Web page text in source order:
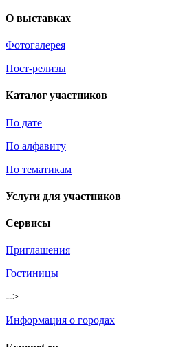
О выставках
Фотогалерея
Пост-релизы
Каталог участников
По дате
По алфавиту
По тематикам
Услуги для участников
Сервисы
Приглашения
Гостиницы
-->
Информация о городах